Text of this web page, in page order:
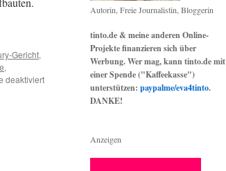
Gericht,
,
deaktiviert
Autorin, Freie Journalistin, Bloggerin
tinto.de & meine anderen Online-
Projekte finanzieren sich über
Werbung. Wer mag, kann tinto.de mit
einer Spende ("Kaffeekasse")
unterstützen: paypalme/eva4tinto.
DANKE!
Anzeigen